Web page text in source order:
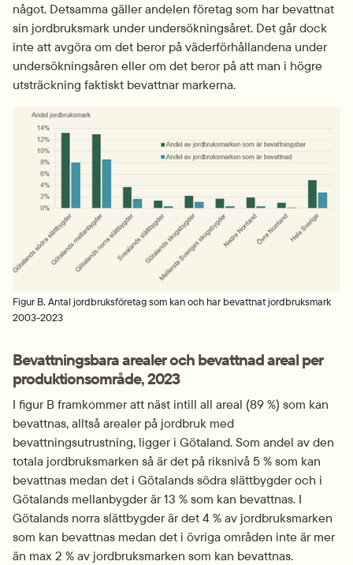
något. Detsamma gäller andelen företag som har bevattnat
sin jordbruksmark under undersökningsåret. Det går dock
inte att avgöra om det beror på väderförhållandena under
undersökningsåren eller om det beror på att man i högre
utsträckning faktiskt bevattnar markerna.
Figur B. Antal jordbruksföretag som kan och har bevattnat jordbruksmark
2003-2023
Bevattningsbara arealer och bevattnad areal per
produktionsområde, 2023
I figur B framkommer att näst intill all areal (89 %) som kan
bevattnas, alltså arealer på jordbruk med
bevattningsutrustning, ligger i Götaland. Som andel av den
totala jordbruksmarken så är det på riksnivå 5 % som kan
bevattnas medan det i Götalands södra slättbygder och i
Götalands mellanbygder är 13 % som kan bevattnas. I
Götalands norra slättbygder är det 4 % av jordbruksmarken
som kan bevattnas medan det i övriga områden inte är mer
än max 2 % av jordbruksmarken som kan bevattnas.